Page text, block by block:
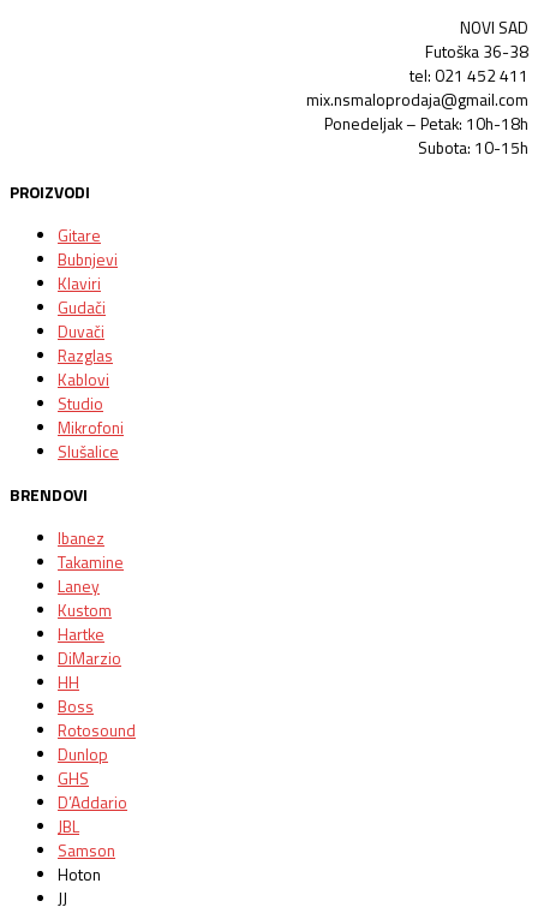
NOVI SAD
Futoška 36-38
tel: 021 452 411
mix.nsmaloprodaja@gmail.com
Ponedeljak – Petak: 10h-18h
Subota: 10-15h
PROIZVODI
Gitare
Bubnjevi
Klaviri
Gudači
Duvači
Razglas
Kablovi
Studio
Mikrofoni
Slušalice
BRENDOVI
Ibanez
Takamine
Laney
Kustom
Hartke
DiMarzio
HH
Boss
Rotosound
Dunlop
GHS
D’Addario
JBL
Samson
Hoton
JJ